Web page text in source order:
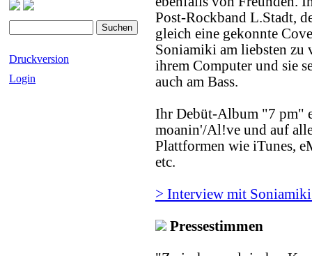
Druckversion
Login
Post-Rockband L.Stadt,
gleich eine gekonnte
Soniamiki am liebsten zu
ihrem Computer und sie
auch am Bass.
Ihr Debüt-Album "7 pm"
moanin'/Al!ve und auf
Plattformen wie iTunes,
etc.
> Interview mit Soniamiki
Pressestimmen